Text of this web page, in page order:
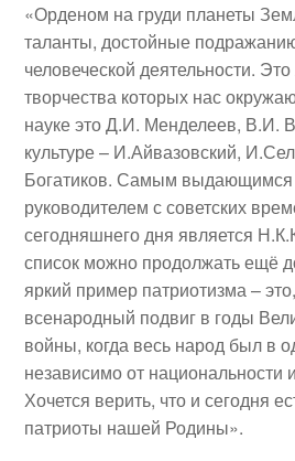
«Орденом на груди планеты
таланты, достойные
человеческой деятельности.
творчества которых нас
науке это Д.И. Менделеев, В.И.
культуре – И.Айвазовский,
Богатиков. Самым выдающимся
руководителем с советских
сегодняшнего дня является
список можно продолжать ещё
яркий пример патриотизма –
всенародный подвиг в годы
войны, когда весь народ был в
независимо от национальности
Хочется верить, что и сегодня
патриоты нашей Родины».